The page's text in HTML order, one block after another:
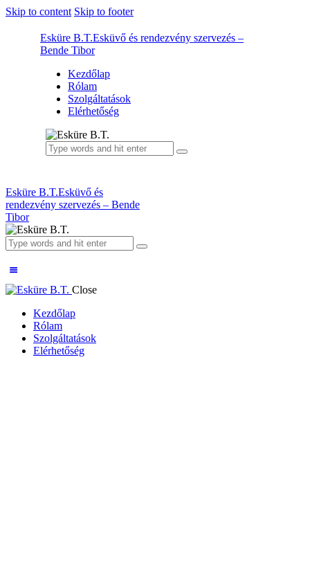
Skip to content Skip to footer
Esküre B.T.Esküvő és rendezvény szervezés –
Bende Tibor
Kezdőlap
Rólam
Szolgáltatások
Elérhetőség
Esküre B.T.Esküvő és
rendezvény szervezés – Bende
Tibor
Close
Kezdőlap
Rólam
Szolgáltatások
Elérhetőség